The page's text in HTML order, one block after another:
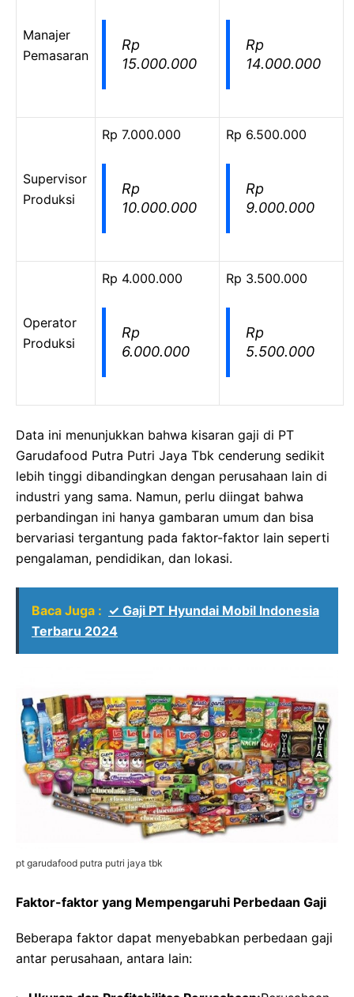
Manajer
Pemasaran
Rp
15.000.000
Rp
14.000.000
Supervisor
Produksi
Rp 7.000.000
Rp
10.000.000
Rp 6.500.000
Rp
9.000.000
Operator
Produksi
Rp 4.000.000
Rp
6.000.000
Rp 3.500.000
Rp
5.500.000
Data ini menunjukkan bahwa kisaran gaji di PT
Garudafood Putra Putri Jaya Tbk cenderung sedikit
lebih tinggi dibandingkan dengan perusahaan lain di
industri yang sama. Namun, perlu diingat bahwa
perbandingan ini hanya gambaran umum dan bisa
bervariasi tergantung pada faktor-faktor lain seperti
pengalaman, pendidikan, dan lokasi.
Baca Juga : ✓ Gaji PT Hyundai Mobil Indonesia
Terbaru 2024
pt garudafood putra putri jaya tbk
Faktor-faktor yang Mempengaruhi Perbedaan Gaji
Beberapa faktor dapat menyebabkan perbedaan gaji
antar perusahaan, antara lain: